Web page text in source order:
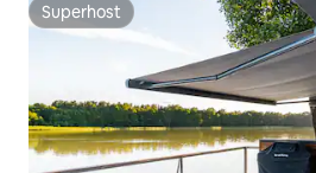
Superhost
Superhost